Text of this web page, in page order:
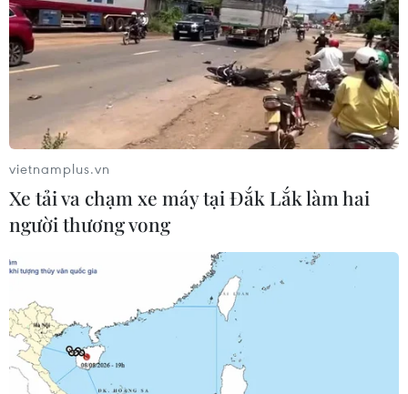
Doanh nghiệp chuẩn bị nguồn hàng, sẵn
sàng bình ổn thị trường dịp Tết Nguyên
đán
22/11/2023 01:42
Để chuẩn bị cho mùa mua sắm Tết Nguyên đán Giáp
Thìn 2024 sắp tới, Hà Nội đã triển khai nhiều giải pháp,
chủ động các phương án đáp ứng nhu cầu hàng hóa
vietnamplus.vn
Xe tải va chạm xe máy tại Đắk Lắk làm hai
người thương vong